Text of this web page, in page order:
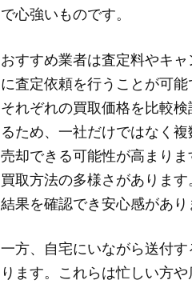
で心強いものです。
おすすめ業者は査定料やキ
に査定依頼を行うことが可
それぞれの買取価格を比較
るため、一社だけではなく
売却できる可能性が高まり
買取方法の多様さがありま
結果を確認でき安心感があり
一方、自宅にいながら送付
ります。これらは忙しい方